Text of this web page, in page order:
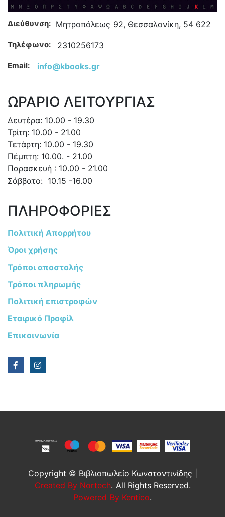
Διεύθυνση: Μητροπόλεως 92, Θεσσαλονίκη, 54 622
Τηλέφωνο: 2310256173
Email: info@kbooks.gr
ΩΡΑΡΙΟ ΛΕΙΤΟΥΡΓΙΑΣ
Δευτέρα: 10.00 - 19.30
Τρίτη: 10.00 - 21.00
Τετάρτη: 10.00 - 19.30
Πέμπτη: 10.00. - 21.00
Παρασκευή : 10.00 - 21.00
Σάββατο: 10.15 -16.00
ΠΛΗΡΟΦΟΡΙΕΣ
Πολιτική Απορρήτου
Όροι χρήσης
Τρόποι αποστολής
Τρόποι πληρωμής
Πολιτική επιστροφών
Εταιρικό Προφίλ
Επικοινωνία
Copyright © Βιβλιοπωλείο Κωνσταντινίδης |
Created By Nortech. All Rights Reserved.
Powered By Kentico.